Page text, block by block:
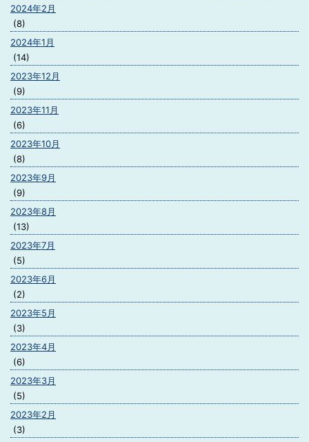
2024年2月
(8)
2024年1月
(14)
2023年12月
(9)
2023年11月
(6)
2023年10月
(8)
2023年9月
(9)
2023年8月
(13)
2023年7月
(5)
2023年6月
(2)
2023年5月
(3)
2023年4月
(6)
2023年3月
(5)
2023年2月
(3)